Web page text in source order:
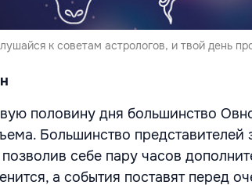
к советам астрологов, и твой день
половину дня большинство
Большинство представителей
себе пару часов
а события поставят перед